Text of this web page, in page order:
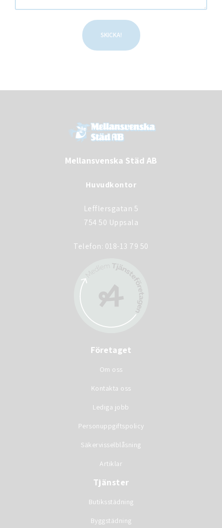
Mellansvenska Städ AB
Huvudkontor
Lefflersgatan 5
754 50 Uppsala
Telefon: 018-13 79 50
Företaget
Om oss
Kontakta oss
Lediga jobb
Personuppgiftspolicy
Säkervisselblåsning
Artiklar
Tjänster
Butiksstädning
Byggstädning